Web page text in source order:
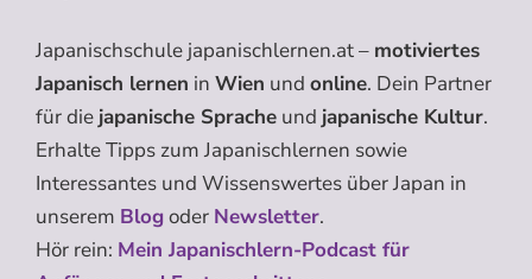
Japanischschule japanischlernen.at – motiviertes
Japanisch lernen in Wien und online. Dein Partner
für die japanische Sprache und japanische Kultur.
Erhalte Tipps zum Japanischlernen sowie
Interessantes und Wissenswertes über Japan in
unserem Blogoder Newsletter.
Hör rein: Mein Japanischlern-Podcast für